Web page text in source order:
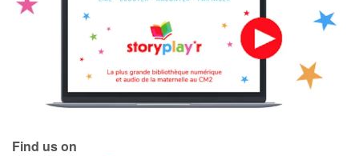
Find us on